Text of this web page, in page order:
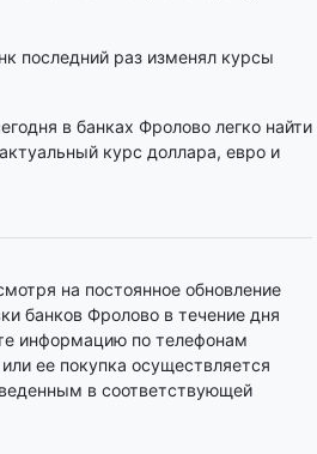
последний раз изменял курсы
в банках Фролово легко найти
курс доллара, евро и
на постоянное обновление
банков Фролово в течение дня
информацию по телефонам
ее покупка осуществляется
в соответствующей